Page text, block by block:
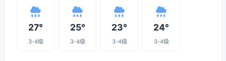
27°
3-4级
25°
3-4级
23°
3-4级
24°
3-4级